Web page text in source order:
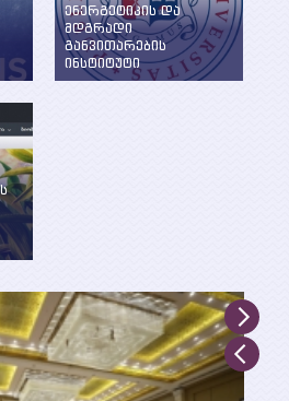
ენერგეტიკის და
მდგრადი
განვითარების
ინსტიტუტი
WEG-მა დააფუძნა